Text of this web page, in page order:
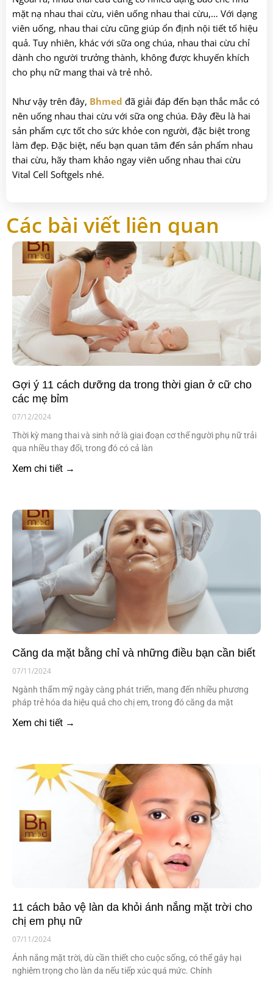
mặt nạ nhau thai cừu, viên uống nhau thai cừu,… Với dạng
viên uống, nhau thai cừu cũng giúp ổn định nội tiết tố hiệu
quả. Tuy nhiên, khác với sữa ong chúa, nhau thai cừu chỉ
dành cho người trưởng thành, không được khuyến khích
cho phụ nữ mang thai và trẻ nhỏ.
Như vậy trên đây, Bhmed đã giải đáp đến bạn thắc mắc có
nên uống nhau thai cừu với sữa ong chúa. Đây đều là hai
sản phẩm cực tốt cho sức khỏe con người, đặc biệt trong
làm đẹp. Đặc biệt, nếu bạn quan tâm đến sản phẩm nhau
thai cừu, hãy tham khảo ngay viên uống nhau thai cừu
Vital Cell Softgels nhé.
Các bài viết liên quan
Gợi ý 11 cách dưỡng da trong thời gian ở cữ cho
các mẹ bỉm
07/12/2024
Thời kỳ mang thai và sinh nở là giai đoạn cơ thể người phụ nữ trải
qua nhiều thay đổi, trong đó có cả làn
Xem chi tiết →
Căng da mặt bằng chỉ và những điều bạn cần biết
07/11/2024
Ngành thẩm mỹ ngày càng phát triển, mang đến nhiều phương
pháp trẻ hóa da hiệu quả cho chị em, trong đó căng da mặt
Xem chi tiết →
11 cách bảo vệ làn da khỏi ánh nắng mặt trời cho
chị em phụ nữ
07/11/2024
Ánh nắng mặt trời, dù cần thiết cho cuộc sống, có thể gây hại
nghiêm trọng cho làn da nếu tiếp xúc quá mức. Chính